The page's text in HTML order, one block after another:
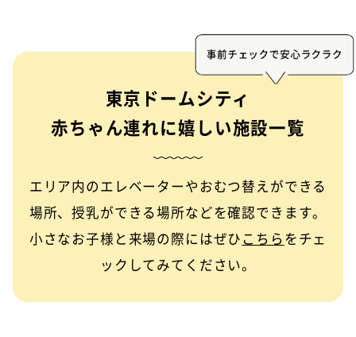
事前チェックで安心ラクラク
東京ドームシティ
赤ちゃん連れに嬉しい施設一覧
エリア内のエレベーターやおむつ替えができる
場所、授乳ができる場所などを確認できます。
小さなお子様と来場の際にはぜひ こちら をチェ
ックしてみてください。